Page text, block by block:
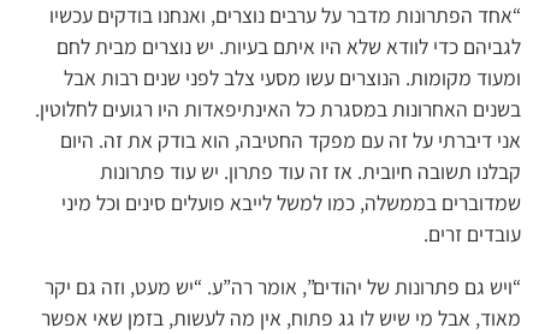
“אחד הפתרונות מדבר על ערבים נוצרים, ואנחנו בודקים עכשיו
לגביהם כדי לוודא שלא היו איתם בעיות. יש נוצרים מבית לחם
ומעוד מקומות. הנוצרים עשו מסעי צלב לפני שנים רבות אבל
בשנים האחרונות במסגרת כל האינתיפאדות היו רגועים לחלוטין.
אני דיברתי על זה עם מפקד החטיבה, הוא בודק את זה. היום
קבלנו תשובה חיובית. אז זה עוד פתרון. יש עוד פתרונות
שמדוברים בממשלה, כמו למשל לייבא פועלים סינים וכל מיני
עובדים זרים.
“ויש גם פתרונות של יהודים”, אומר רה”ע. “יש מעט, וזה גם יקר
מאוד, אבל מי שיש לו גג פתוח, אין מה לעשות, בזמן שאי אפשר